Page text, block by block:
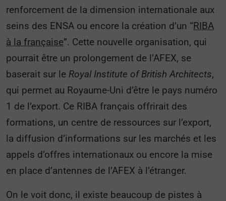
renforcement de la dimension internationale aux
seins des ENSA ou encore la création d’un “RIBA
à la française”. Cette nouvelle organisation, qui
pourrait être un prolongement de l’AFEX, se
baserait sur le Royal Institute of British Architects,
qui permet au Royaume-Uni d’être le pays numéro
1 de l’export. Ce RIBA français offrirait des
formations, un centre de ressources sur l’export,
la diffusion d’informations sur les marchés et les
appels d’offres internationaux ou encore la mise
en place d’antennes de l’AFEX à l’étranger.
On le voit donc, il existe beaucoup de pistes à